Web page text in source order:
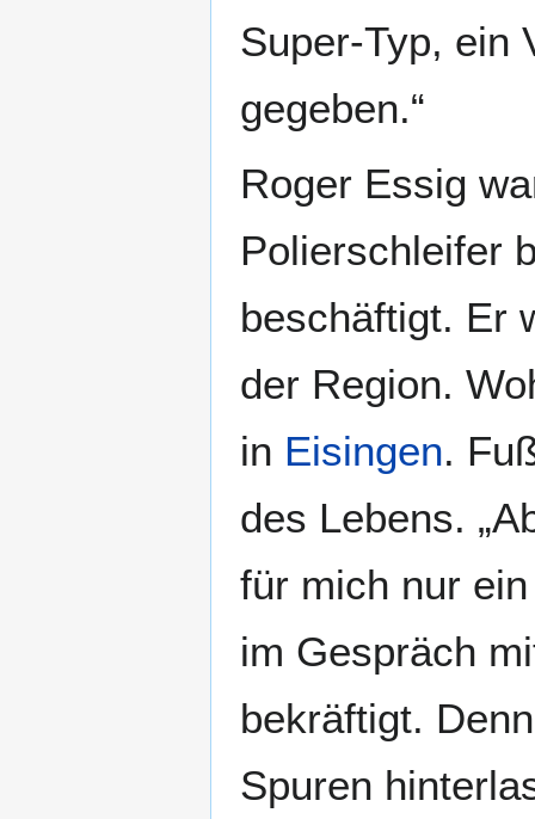
Super-Typ, ein
gegeben.“
Roger Essig
Polierschleifer
beschäftigt. Er
der Region.
in Eisingen.
des Lebens.
für mich nur
im Gespräch
bekräftigt.
Spuren